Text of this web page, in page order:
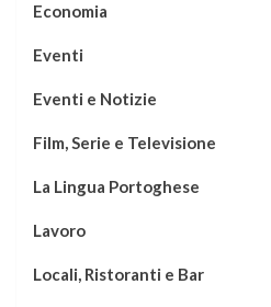
Economia
Eventi
Eventi e Notizie
Film, Serie e Televisione
La Lingua Portoghese
Lavoro
Locali, Ristoranti e Bar